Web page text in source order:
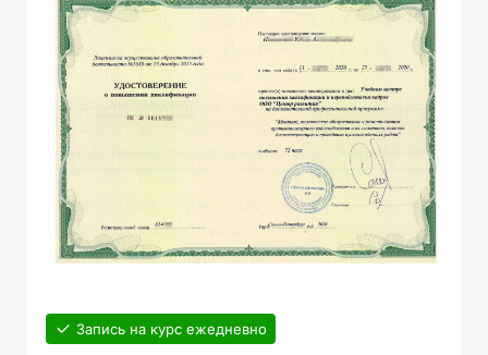
Запись на курс ежедневно